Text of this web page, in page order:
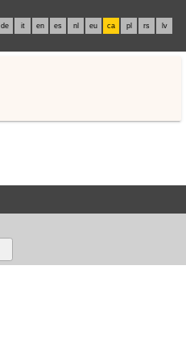
de it en es nl eu ca pl rs lv